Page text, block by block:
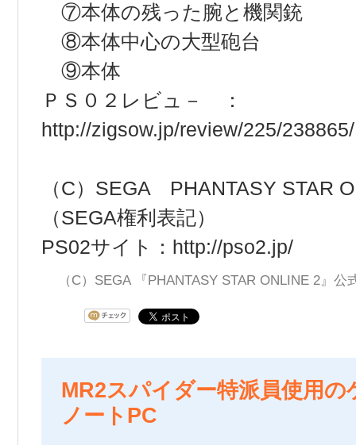
⑦本体の残った腕と機関銃
⑧本体中心の大型砲台
⑨本体
ＰＳ０２レビュ－ ：
http://zigsow.jp/review/225/238865/
（C）SEGA PHANTASY STAR
（SEGA権利表記）
PS02サイト： http://pso2.jp/
（C）SEGA 『PHANTASY STAR ONLINE 2』
MR2スパイダー特派員使用の
ノートPC